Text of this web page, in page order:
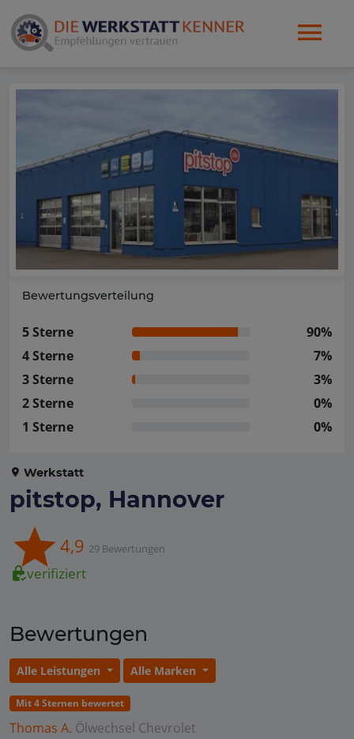
Bewertungsverteilung
5 Sterne
90%
4 Sterne
7%
3 Sterne
3%
2 Sterne
0%
1 Sterne
0%
Werkstatt
pitstop, Hannover
4,9 29 Bewertungen
verifiziert
Bewertungen
Alle Leistungen Alle Marken
Mit 4 Sternen bewertet
Thomas A. Ölwechsel Chevrolet